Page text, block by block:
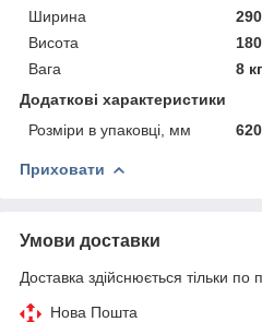
Ширина
Висота
Вага
8 кг
Додаткові характеристики
Розміри в упаковці, мм
Приховати
Умови доставки
Доставка здійснюється тільки по
Нова Пошта